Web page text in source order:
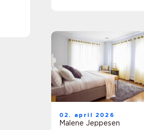
02. april 2026
Malene Jeppesen